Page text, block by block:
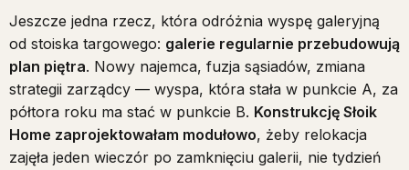
Jeszcze jedna rzecz, która odróżnia wyspę galeryjną
od stoiska targowego: galerie regularnie przebudowują
plan piętra. Nowy najemca, fuzja sąsiadów, zmiana
strategii zarządcy — wyspa, która stała w punkcie A, za
półtora roku ma stać w punkcie B. Konstrukcję Słoik
Home zaprojektowałam modułowo, żeby relokacja
zajęła jeden wieczór po zamknięciu galerii, nie tydzień